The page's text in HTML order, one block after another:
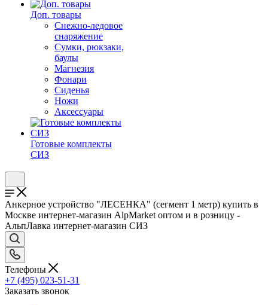
Доп. товары
Снежно-ледовое
снаряжение
Сумки, рюкзаки,
баулы
Магнезия
Фонари
Сиденья
Ножи
Аксессуары
Готовые комплекты
СИЗ
Анкерное устройство "ЛЕСЕНКА" (сегмент 1 метр) купить в
Москве интернет-магазин AlpMarket оптом и в розницу -
АльпЛавка интернет-магазин СИЗ
Телефоны
+7 (495) 023-51-31
Заказать звонок